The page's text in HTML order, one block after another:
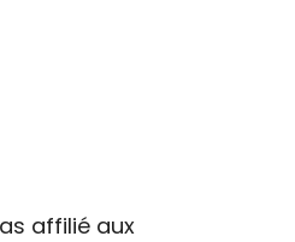
affilié aux